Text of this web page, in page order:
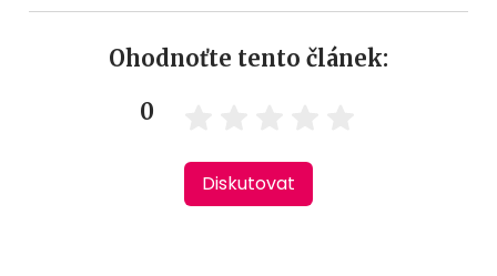
Ohodnoťte tento článek:
0
Diskutovat